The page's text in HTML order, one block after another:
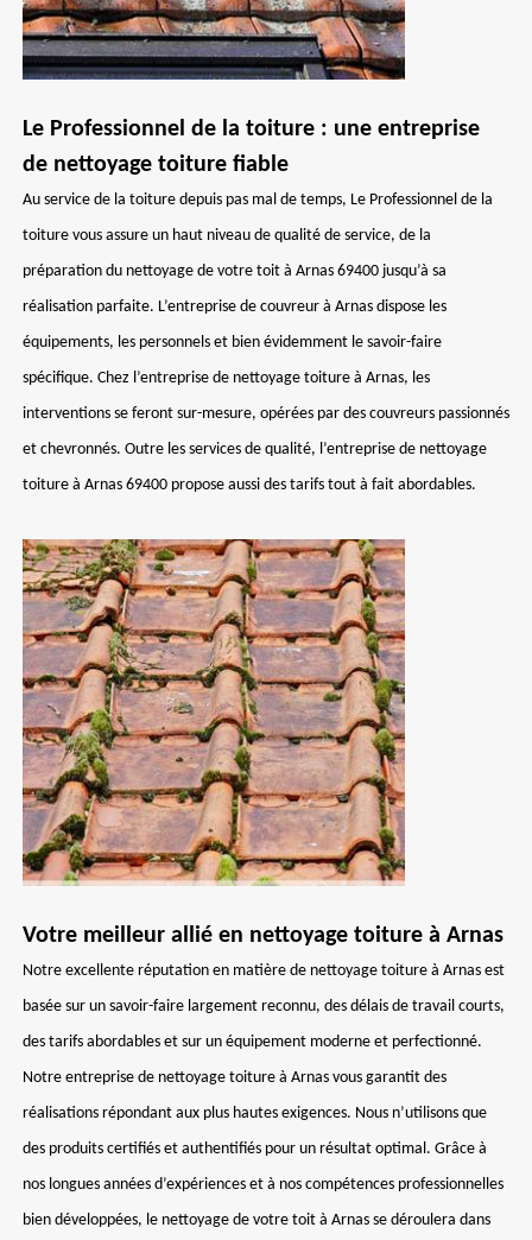
Le Professionnel de la toiture : une entreprise
de nettoyage toiture fiable
Au service de la toiture depuis pas mal de temps, Le Professionnel de la
toiture vous assure un haut niveau de qualité de service, de la
préparation du nettoyage de votre toit à Arnas 69400 jusqu’à sa
réalisation parfaite. L’entreprise de couvreur à Arnas dispose les
équipements, les personnels et bien évidemment le savoir-faire
spécifique. Chez l’entreprise de nettoyage toiture à Arnas, les
interventions se feront sur-mesure, opérées par des couvreurs passionnés
et chevronnés. Outre les services de qualité, l’entreprise de nettoyage
toiture à Arnas 69400 propose aussi des tarifs tout à fait abordables.
Votre meilleur allié en nettoyage toiture à Arnas
Notre excellente réputation en matière de nettoyage toiture à Arnas est
basée sur un savoir-faire largement reconnu, des délais de travail courts,
des tarifs abordables et sur un équipement moderne et perfectionné.
Notre entreprise de nettoyage toiture à Arnas vous garantit des
réalisations répondant aux plus hautes exigences. Nous n’utilisons que
des produits certifiés et authentifiés pour un résultat optimal. Grâce à
nos longues années d’expériences et à nos compétences professionnelles
bien développées, le nettoyage de votre toit à Arnas se déroulera dans